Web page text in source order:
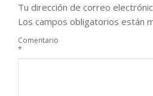
Tu dirección de correo
Los campos obligatorios están
Comentario
*